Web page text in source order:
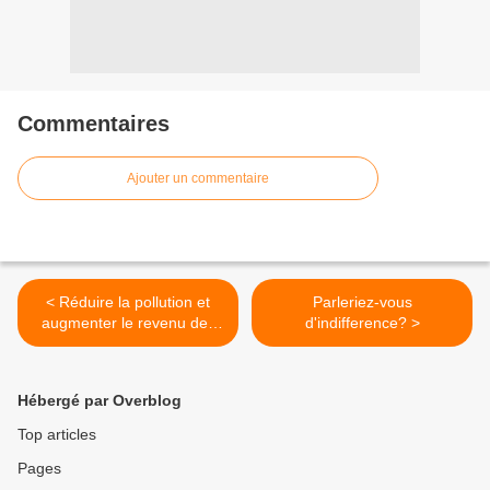
Commentaires
Ajouter un commentaire
< Réduire la pollution et
augmenter le revenu des
agriculteurs, grace à la
Parleriez-vous
d'indifference? >
Hébergé par Overblog
Top articles
Pages